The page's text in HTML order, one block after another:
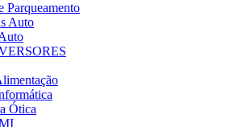
Parqueamento
Auto
Ótica